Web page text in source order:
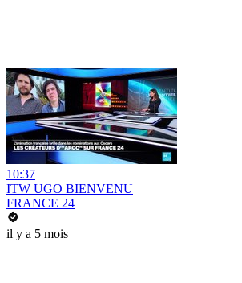
10:37
ITW UGO BIENVENU
FRANCE 24
il y a 5 mois